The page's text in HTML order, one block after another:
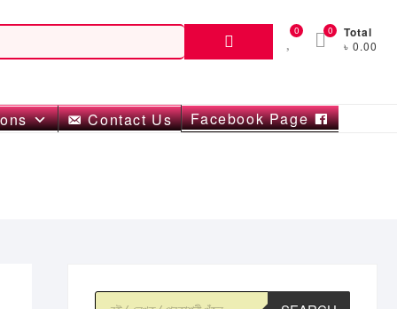
Search
0 Total
৳ 0.00
0
Contact Us Facebook Page
Products